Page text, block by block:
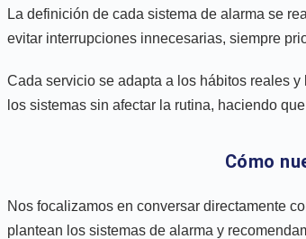
La definición de cada sistema de alarma se
evitar interrupciones innecesarias, siempre
Cada servicio se adapta a los hábitos reales
los sistemas sin afectar la rutina, haciendo
Cómo
Nos focalizamos en conversar directamente
plantean los sistemas de alarma y